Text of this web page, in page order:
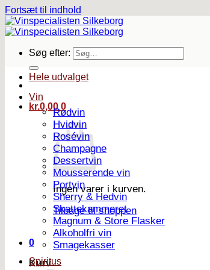
Fortsæt til indhold
Søg efter:
kr.0,00 0
Ingen varer i kurven.
Tilbage til shoppen
0
Kurv
Hele udvalget
Vin
Rødvin
Hvidvin
Rosévin
Champagne
Dessertvin
Mousserende vin
Portvin
Sherry & Hedvin
Skattekammeret
Magnum & Store Flasker
Alkoholfri vin
Smagekasser
Spiritus